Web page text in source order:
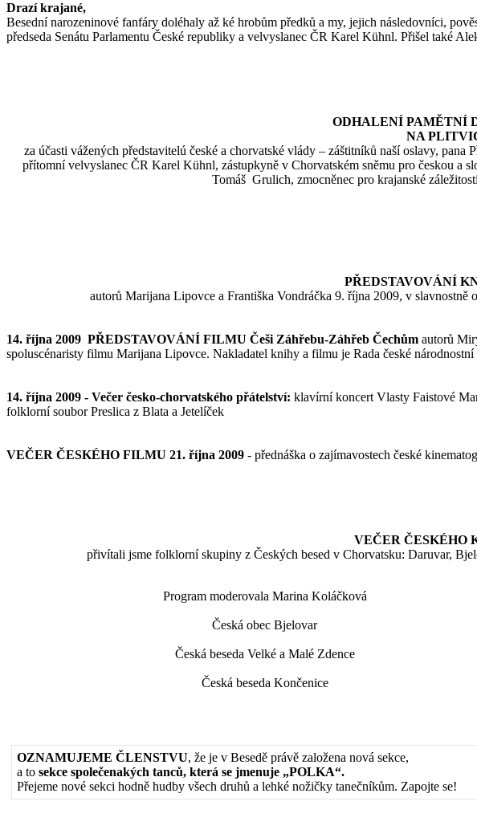
Drazí krajané,
Besední narozeninové fanfáry doléhaly až ké hrobům předků a my, jejich následovníci,
předseda Senátu Parlamentu České republiky a velvyslanec ČR Karel Kühnl. Přišel také
ODHALENÍ PAMĚTNÍ
NA
za účasti vážených představitelú české a chorvatské vlády – záštitníků naší oslavy,
přítomní velvyslanec ČR Karel Kühnl, zástupkyně v Chorvatském sněmu pro českou a
Tomáš Grulich, zmocněnec pro krajanské
PŘEDSTAVOVÁNÍ
autorů Marijana Lipovce a Františka Vondráčka 9. října 2009, v
14. října 2009 PŘEDSTAVOVÁNÍ FILMU Češi Záhřebu-Záhřeb Čechům autorů
spoluscénaristy filmu Marijana Lipovce. Nakladatel knihy a filmu je Rada české
14. října 2009 - Večer česko-chorvatského přátelství: klavírní koncert Vlasty Faistové
folklorní soubor Preslica z Blata a Jetelíček
VEČER ČESKÉHO FILMU 21. října 2009 - přednáška o zajímavostech české
VEČER ČESKÉHO
přivítali jsme folklorní skupiny z Českých besed v Chorvatsku: Daruvar,
Program moderovala Marina Koláčková
Česká obec Bjelovar
Česká beseda Velké a Malé Zdence
Česká beseda Končenice
OZNAMUJEME ČLENSTVU, že je v Besedě právě založena nová sekce,
a to sekce společenakých tanců, která se jmenuje „POLKA“.
Přejeme nové sekci hodně hudby všech druhů a lehké nožičky tanečníkům. Zapojte se!